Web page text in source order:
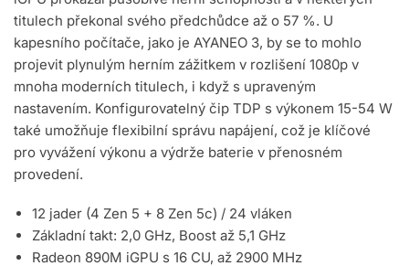
titulech překonal svého předchůdce až o 57 %. U
kapesního počítače, jako je AYANEO 3, by se to mohlo
projevit plynulým herním zážitkem v rozlišení 1080p v
mnoha moderních titulech, i když s upraveným
nastavením. Konfigurovatelný čip TDP s výkonem 15-54 W
také umožňuje flexibilní správu napájení, což je klíčové
pro vyvážení výkonu a výdrže baterie v přenosném
provedení.
12 jader (4 Zen 5 + 8 Zen 5c) / 24 vláken
Základní takt: 2,0 GHz, Boost až 5,1 GHz
Radeon 890M iGPU s 16 CU, až 2900 MHz